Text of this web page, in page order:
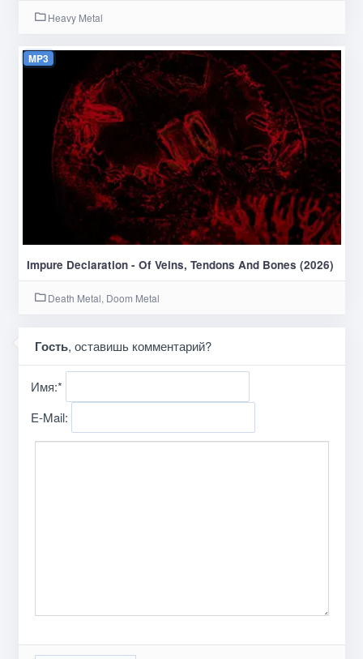
Heavy Metal
MP3
Impure Declaration - Of Veins, Tendons And Bones (2026)
Death Metal, Doom Metal
Гость, оставишь комментарий?
Имя:*
E-Mail: